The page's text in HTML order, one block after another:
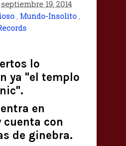
septiembre 19, 2014
, Mundo-Insolito ,
lo
ya "el templo
en
cuenta con
de ginebra.